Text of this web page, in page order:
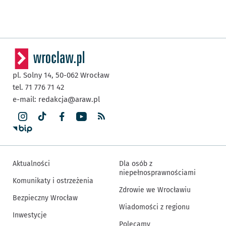
pl. Solny 14, 50-062 Wrocław
tel. 71 776 71 42
e-mail: redakcja@araw.pl
Aktualności
Komunikaty i ostrzeżenia
Bezpieczny Wrocław
Inwestycje
Dla osób z
niepełnosprawnościami
Zdrowie we Wrocławiu
Wiadomości z regionu
Polecamy